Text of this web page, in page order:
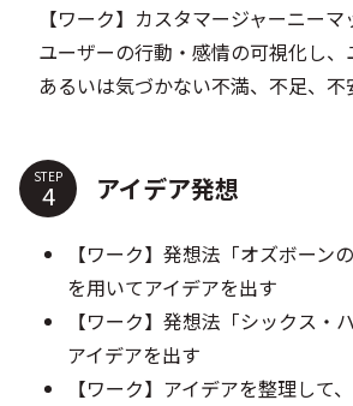
【ワーク】カスタマージャーニー
ユーザーの行動・感情の可視化し、
あるいは気づかない不満、不足、
STEP アイデア発想​​​​​​
【ワーク】発想法「オズボーン
を用いてアイデアを出す
【ワーク】発想法「シックス・
アイデアを出す
【ワーク】アイデアを整理して